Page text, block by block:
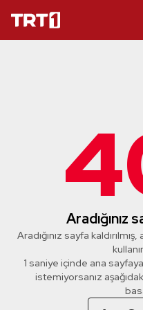
Aradığınız
Aradığınız sayfa
1 saniye içinde ana
istemiyorsanız